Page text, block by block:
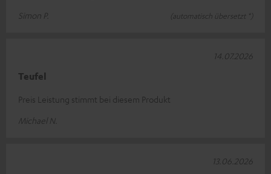
Simon P.
(automatisch übersetzt *)
Teufel
Preis Leistung stimmt bei diesem Produkt
Michael N.
14.07.2026
13.06.2026